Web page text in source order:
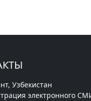
Узбекистан
электронного